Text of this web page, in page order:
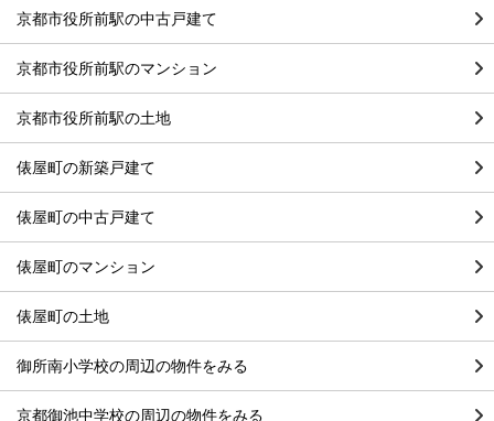
京都市役所前駅の中古戸建て
京都市役所前駅のマンション
京都市役所前駅の土地
俵屋町の新築戸建て
俵屋町の中古戸建て
俵屋町のマンション
俵屋町の土地
御所南小学校の周辺の物件をみる
京都御池中学校の周辺の物件をみる